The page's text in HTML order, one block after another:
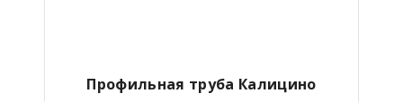
Профильная труба Калицино